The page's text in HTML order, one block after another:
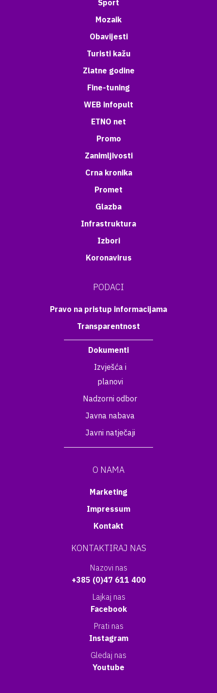
Sport
Mozaik
Obavijesti
Turisti kažu
Zlatne godine
Fine-tuning
WEB infopult
ETNO net
Promo
Zanimljivosti
Crna kronika
Promet
Glazba
Infrastruktura
Izbori
Koronavirus
PODACI
Pravo na pristup informacijama
Transparentnost
Dokumenti
Izvješća i
planovi
Nadzorni odbor
Javna nabava
Javni natječaji
O NAMA
Marketing
Impressum
Kontakt
KONTAKTIRAJ NAS
Nazovi nas
+385 (0)47 611 400
Lajkaj nas
Facebook
Prati nas
Instagram
Gledaj nas
Youtube